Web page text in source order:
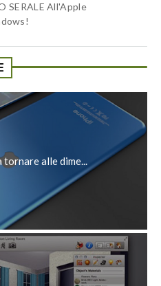
SERALE All'Apple
tornare alle dime...